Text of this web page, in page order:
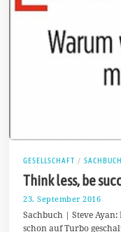
GESELLSCHAFT / SACHBUCH
Think less, be
23. September 2016
.
Sachbuch | Steve
schon auf Turbo